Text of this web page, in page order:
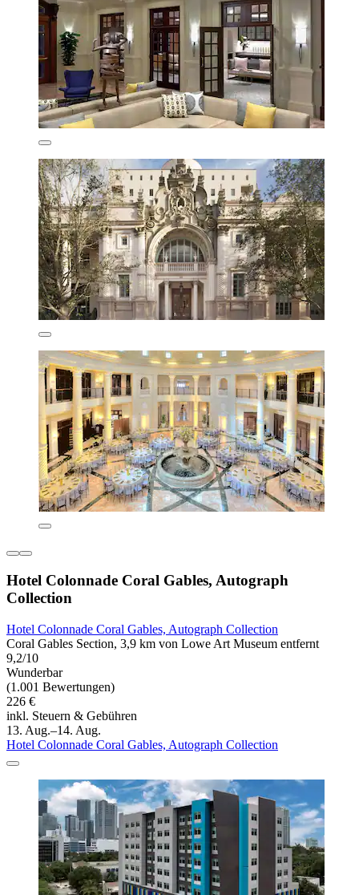
Hotel Colonnade Coral Gables, Autograph
Collection
Hotel Colonnade Coral Gables, Autograph Collection
Coral Gables Section, 3,9 km von Lowe Art Museum entfernt
9,2/10
Wunderbar
(1.001 Bewertungen)
226 €
inkl. Steuern & Gebühren
13. Aug.–14. Aug.
Hotel Colonnade Coral Gables, Autograph Collection